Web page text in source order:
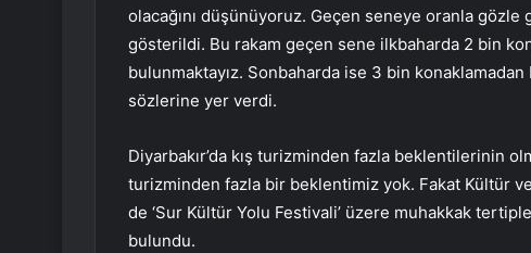
olacağını düşünüyoruz. Geçen seneye oranla
gösterildi. Bu rakam geçen sene ilkbaharda 2 bin
bulunmaktayız. Sonbaharda ise 3 bin konaklamadan
sözlerine yer verdi.
Diyarbakır’da kış turizminden fazla beklentilerinin
turizminden fazla bir beklentimiz yok. Fakat Kültür
de ‘Sur Kültür Yolu Festivali’ üzere muhakkak
bulundu.